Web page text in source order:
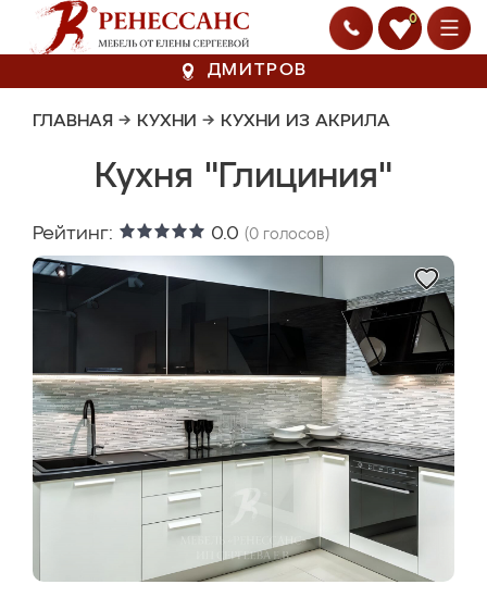
0
ДМИТРОВ
ГЛАВНАЯ → КУХНИ → КУХНИ ИЗ АКРИЛА
Кухня "Глициния"
Рейтинг: 0.0 (0 голосов)